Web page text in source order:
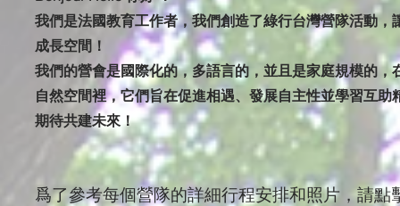
我們是法國教育工作者，我們創造了綠行台灣營隊活動，
成長空間！
我們的營會是國際化的，多語言的，並且是家庭規模的，
自然空間裡，它們旨在促進相遇、發展自主性並學習互助
期待共建未來！
爲了參考每個營隊的詳細行程安排和照片，請點